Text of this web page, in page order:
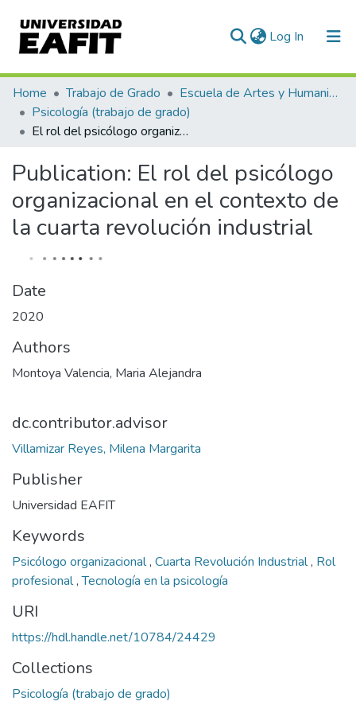
Log In (current)
Communities & Collections
All of DSpace
Home Trabajo de Grado
Escuela de Artes y Humanidades
Psicología (trabajo de grado)
El rol del psicólogo organizacional en el contexto de la cuarta revolución industrial
Publication: El rol del psicólogo
organizacional en el contexto de
la cuarta revolución industrial
Date
2020
Authors
Montoya Valencia, Maria Alejandra
dc.contributor.advisor
Villamizar Reyes, Milena Margarita
Publisher
Universidad EAFIT
Keywords
Psicólogo organizacional, Cuarta Revolución Industrial, Rol
profesional,Tecnología en la psicología
URI
https://hdl.handle.net/10784/24429
Collections
Psicología (trabajo de grado)